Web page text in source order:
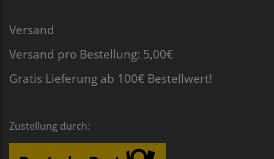
Versand
Versand pro Bestellung: 5,00€
Gratis Lieferung ab 100€ Bestellwert!
Zustellung durch: